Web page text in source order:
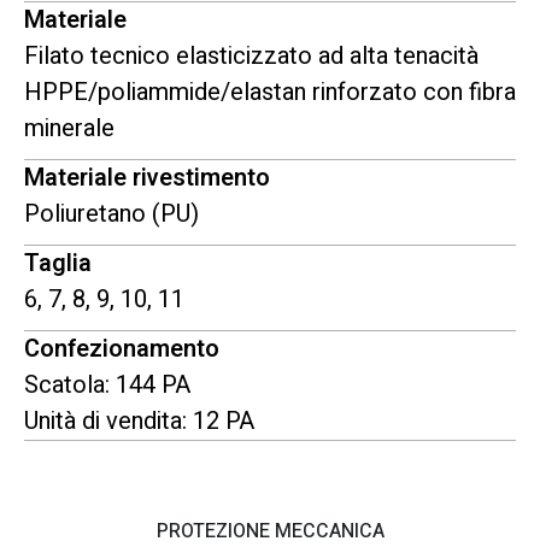
PROTEZIONE MECCANICA
Materiale
Filato tecnico elasticizzato ad alta tenacità
HPPE/poliammide/elastan rinforzato con fibra
minerale
Materiale rivestimento
Poliuretano (PU)
Taglia
6, 7, 8, 9, 10, 11
Confezionamento
Scatola: 144 PA
Unità di vendita: 12 PA